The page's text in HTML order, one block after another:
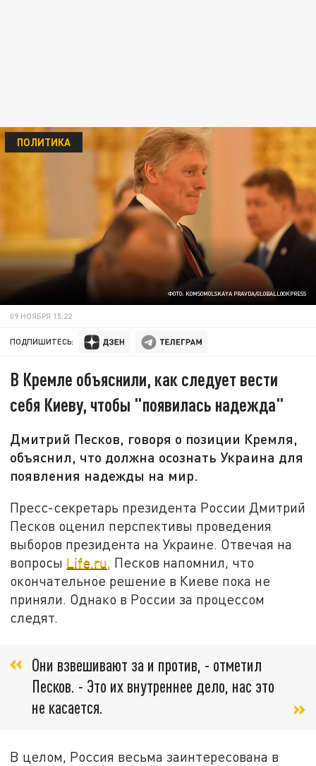
ФОТО: KOMSOMOLSKAYA PRAVDA/GLOBALLOOKPRESS
ПОЛИТИКА
09 НОЯБРЯ 15:22
ПОДПИШИТЕСЬ:
В Кремле объяснили, как следует вести
себя Киеву, чтобы "появилась надежда"
Дмитрий Песков, говоря о позиции Кремля,
объяснил, что должна осознать Украина для
появления надежды на мир.
Пресс-секретарь президента России Дмитрий
Песков оценил перспективы проведения
выборов президента на Украине. Отвечая на
вопросы Life.ru, Песков напомнил, что
окончательное решение в Киеве пока не
приняли. Однако в России за процессом
следят.
Они взвешивают за и против, - отметил
Песков. - Это их внутреннее дело, нас это
не касается.
В целом, Россия весьма заинтересована в